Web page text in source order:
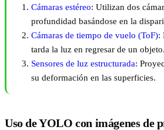
Cámaras estéreo: Utilizan dos
profundidad basándose en la
Cámaras de tiempo de vuelo (ToF):
tarda la luz en regresar de un objeto.
Sensores de luz estructurada:
su deformación en las superficies.
Uso de YOLO con imágenes de